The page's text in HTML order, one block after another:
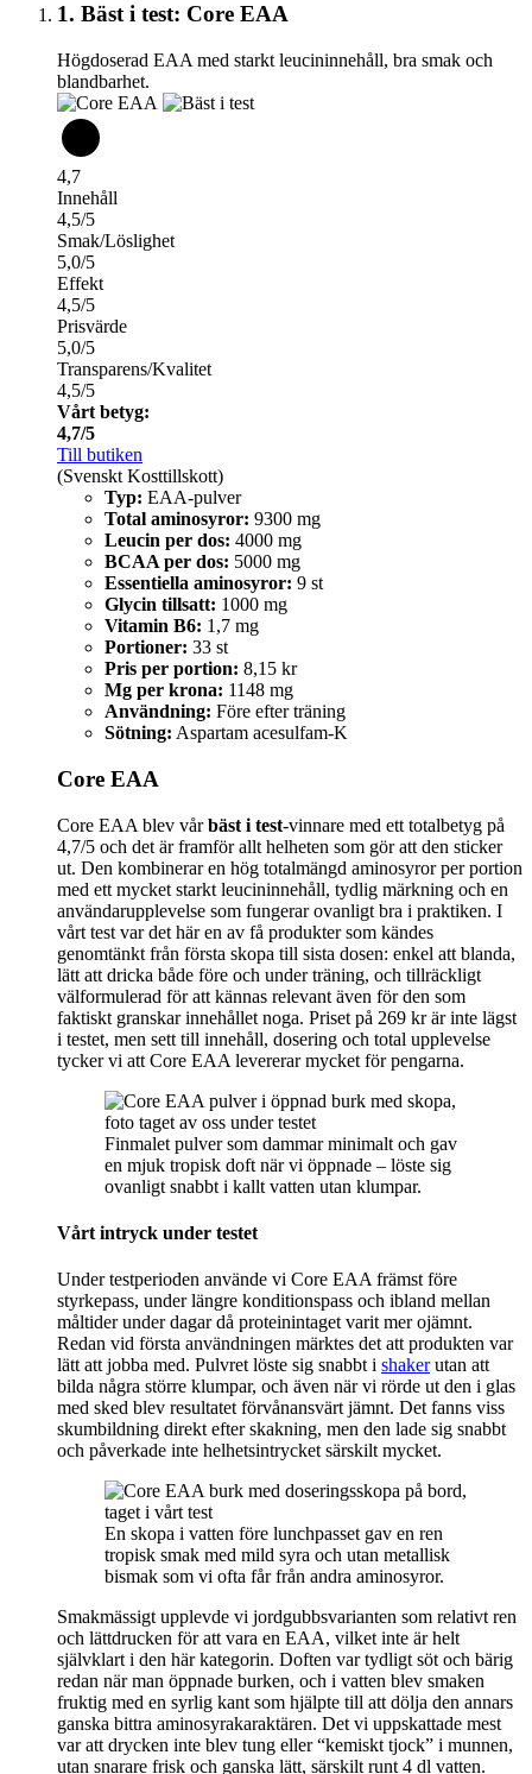
1. Bäst i test: Core EAA
Högdoserad EAA med starkt leucininnehåll, bra smak och
blandbarhet.
4,7
Innehåll
4,5/5
Smak/Löslighet
5,0/5
Effekt
4,5/5
Prisvärde
5,0/5
Transparens/Kvalitet
4,5/5
Vårt betyg:
4,7/5
Till butiken
(Svenskt Kosttillskott)
Typ: EAA-pulver
Total aminosyror: 9300 mg
Leucin per dos: 4000 mg
BCAA per dos: 5000 mg
Essentiella aminosyror: 9 st
Glycin tillsatt: 1000 mg
Vitamin B6: 1,7 mg
Portioner: 33 st
Pris per portion: 8,15 kr
Mg per krona: 1148 mg
Användning: Före efter träning
Sötning: Aspartam acesulfam-K
Core EAA
Core EAA blev vårbäst i test-vinnare med ett totalbetyg på
4,7/5 och det är framför allt helheten som gör att den sticker
ut. Den kombinerar en hög totalmängd aminosyror per portion
med ett mycket starkt leucininnehåll, tydlig märkning och en
användarupplevelse som fungerar ovanligt bra i praktiken. I
vårt test var det här en av få produkter som kändes
genomtänkt från första skopa till sista dosen: enkel att blanda,
lätt att dricka både före och under träning, och tillräckligt
välformulerad för att kännas relevant även för den som
faktiskt granskar innehållet noga. Priset på 269 kr är inte lägst
i testet, men sett till innehåll, dosering och total upplevelse
tycker vi att Core EAA levererar mycket för pengarna.
Finmalet pulver som dammar minimalt och gav
en mjuk tropisk doft när vi öppnade – löste sig
ovanligt snabbt i kallt vatten utan klumpar.
Vårt intryck under testet
Under testperioden använde vi Core EAA främst före
styrkepass, under längre konditionspass och ibland mellan
måltider under dagar då proteinintaget varit mer ojämnt.
Redan vid första användningen märktes det att produkten var
lätt att jobba med. Pulvret löste sig snabbt i shakerutan att
bilda några större klumpar, och även när vi rörde ut den i glas
med sked blev resultatet förvånansvärt jämnt. Det fanns viss
skumbildning direkt efter skakning, men den lade sig snabbt
och påverkade inte helhetsintrycket särskilt mycket.
En skopa i vatten före lunchpasset gav en ren
tropisk smak med mild syra och utan metallisk
bismak som vi ofta får från andra aminosyror.
Smakmässigt upplevde vi jordgubbsvarianten som relativt ren
och lättdrucken för att vara en EAA, vilket inte är helt
självklart i den här kategorin. Doften var tydligt söt och bärig
redan när man öppnade burken, och i vatten blev smaken
fruktig med en syrlig kant som hjälpte till att dölja den annars
ganska bittra aminosyrakaraktären. Det vi uppskattade mest
var att drycken inte blev tung eller “kemiskt tjock” i munnen,
utan snarare frisk och ganska lätt, särskilt runt 4 dl vatten.